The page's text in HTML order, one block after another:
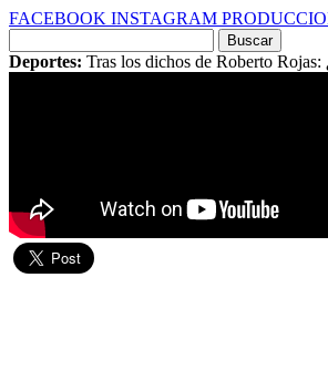
FACEBOOK INSTAGRAM
por:
Deportes: Tras los dichos de Roberto